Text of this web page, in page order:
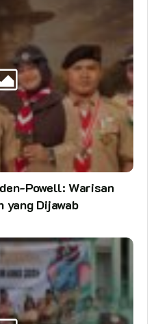
Powell: Warisan
yang Dijawab